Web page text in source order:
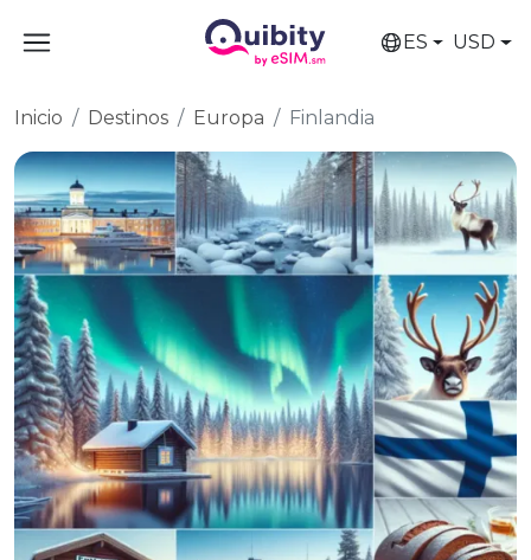
ES USD
Inicio Destinos Europa Finlandia